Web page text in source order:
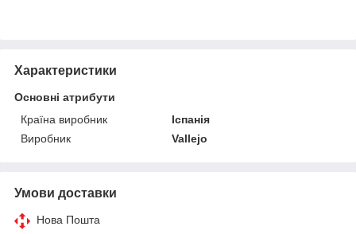
Характеристики
Основні атрибути
Країна виробник
Іспанія
Виробник
Vallejo
Умови доставки
Нова Пошта